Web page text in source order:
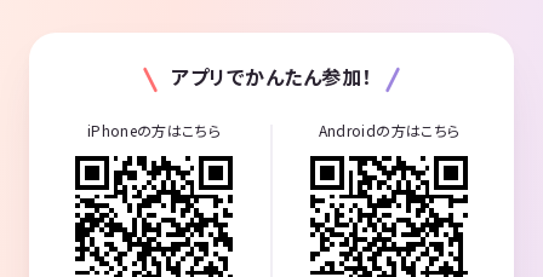
アプリでかんたん参加！
iPhoneの方はこちら Androidの方はこちら